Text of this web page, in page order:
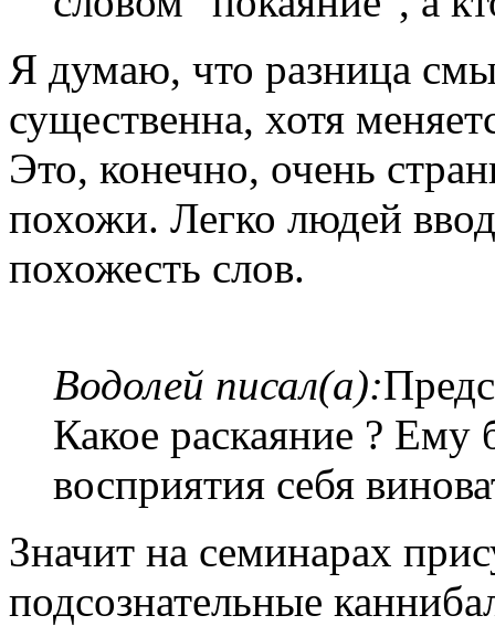
Я думаю, что разница
существенна, хотя
Это, конечно, очень
похожи. Легко людей
похожесть слов.
Водолей писал(а):
Какое раскаяние ? Ему
восприятия себя
Значит на семинарах
подсознательные